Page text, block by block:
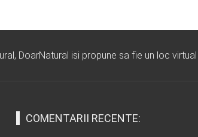
DoarNatural isi propune sa fie un loc
COMENTARII RECENTE: